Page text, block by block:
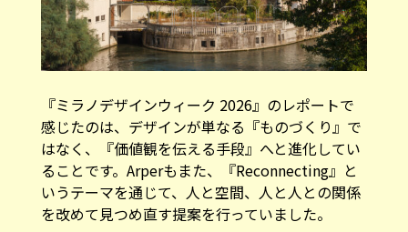
『ミラノデザインウィーク 2026』のレポートで
感じたのは、デザインが単なる『ものづくり』で
はなく、『価値観を伝える手段』へと進化してい
ることです。Arperもまた、『Reconnecting』と
いうテーマを通じて、人と空間、人と人との関係
を改めて見つめ直す提案を行っていました。